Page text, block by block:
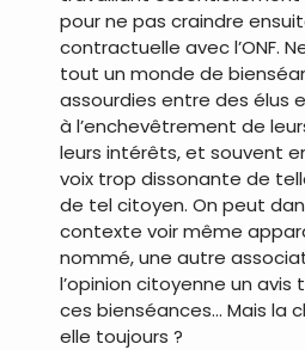
pour ne pas craindre
contractuelle avec l’ONF.
tout un monde de
assourdies entre des élus
à l’enchevêtrement de
leurs intérêts, et souvent
voix trop dissonante de
de tel citoyen. On peut
contexte voir même
nommé, une autre
l’opinion citoyenne un
ces bienséances… Mais la
elle toujours ?